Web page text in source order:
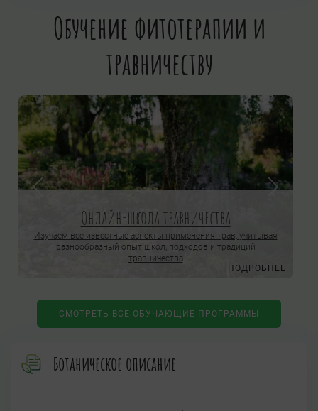
Обучение фитотерапии и
травничеству
Онлайн-школа травничества
Изучаем все известные аспекты применения трав, учитывая
разнообразный опыт школ, подходов и традиций
травничества
ПОДРОБНЕЕ
СМОТРЕТЬ ВСЕ ОБУЧАЮЩИЕ ПРОГРАММЫ
Ботаническое описание